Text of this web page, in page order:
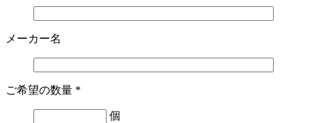
メーカー名
ご希望の数量 *
個